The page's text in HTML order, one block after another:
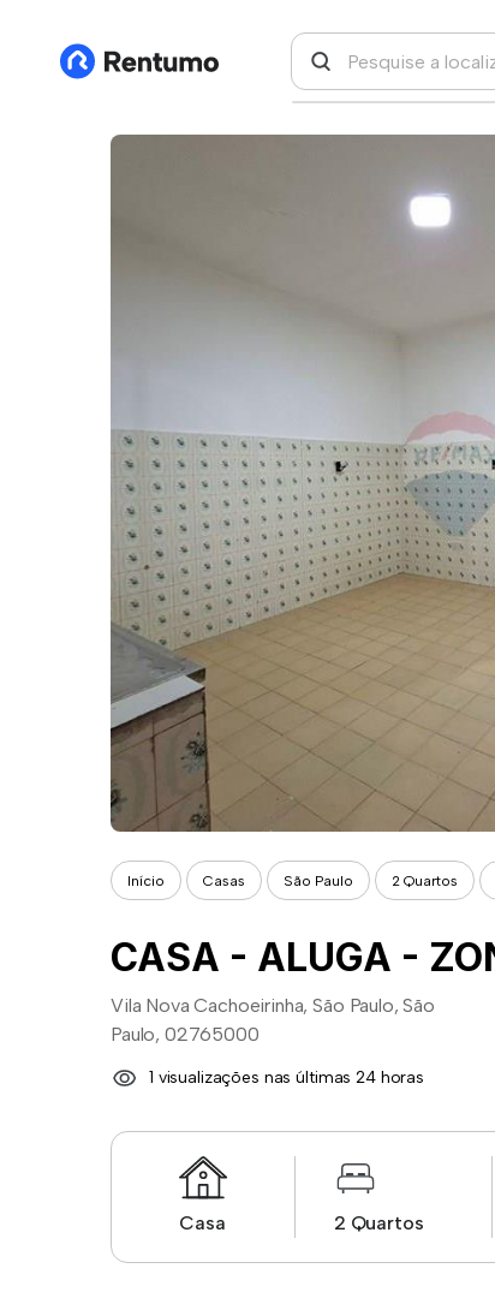
Início Casas São Paulo 2 Quartos
CASA - ALUGA -
Vila Nova Cachoeirinha, São Paulo, São
Paulo, 02765000
1 visualizações nas últimas 24 horas
Casa 2 Quartos